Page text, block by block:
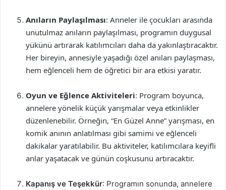
Anıların Paylaşılması: Anneler ile çocukları arasında
unutulmaz anıların paylaşılması, programın duygusal
yükünü artırarak katılımcıları daha da yakınlaştıracaktır.
Her bireyin, annesiyle yaşadığı özel anıları paylaşması,
hem eğlenceli hem de öğretici bir ara etkisi yaratır.
Oyun ve Eğlence Aktiviteleri: Program boyunca,
annelere yönelik küçük yarışmalar veya etkinlikler
düzenlenebilir. Örneğin, “En Güzel Anne” yarışması, en
komik anının anlatılması gibi samimi ve eğlenceli
dakikalar yaratılabilir. Bu aktiviteler, katılımcılara keyifli
anlar yaşatacak ve günün coşkusunu artıracaktır.
Kapanış ve Teşekkür: Programın sonunda, annelere